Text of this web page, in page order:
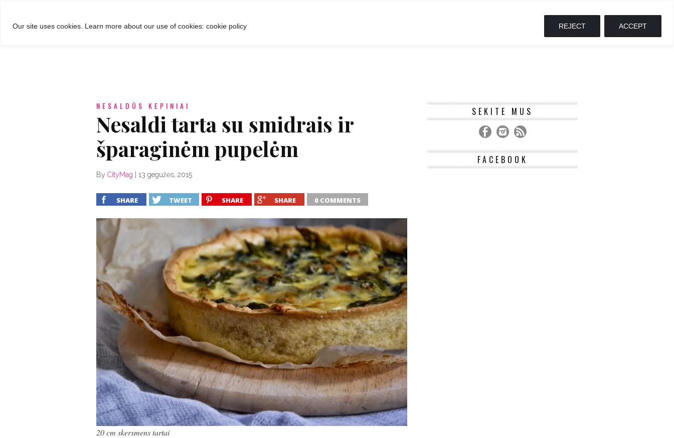
Our site uses cookies. Learn more about our use of cookies: cookie policy REJECT ACCEPT
NESALDŪS KEPINIAI
Nesaldi tarta su smidrais ir
šparaginėm pupelėm
By CityMag 13 gegužės, 2015
SHARE TWEET SHARE SHARE 0 COMMENTS
20 cm skersmens tartai
SEKITE MUS
FACEBOOK